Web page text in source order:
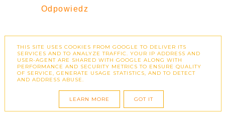
Odpowiedz
Prawdę mówiąc nie słyszałam
wcześniej o tych kosmetykach,
wszelkie pianki uwielbiam dlatego
myślę, że i do tej zapałałabym
THIS SITE USES COOKIES FROM GOOGLE TO DELIVER ITS
SERVICES AND TO ANALYZE TRAFFIC. YOUR IP ADDRESS AND
USER-AGENT ARE SHARED WITH GOOGLE ALONG WITH
PERFORMANCE AND SECURITY METRICS TO ENSURE QUALITY
OF SERVICE, GENERATE USAGE STATISTICS, AND TO DETECT
AND ADDRESS ABUSE.
LEARN MORE GOT IT